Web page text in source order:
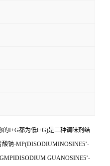
的I+G都为低l+G)是二种调味剂结
钠-MP(DISODIUMINOSINE5’-
GUANOSINE5’-